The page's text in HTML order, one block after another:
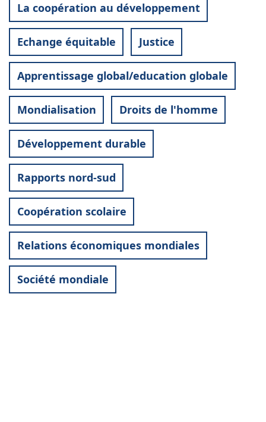
La coopération au développement
Echange équitable Justice
Apprentissage global/education globale
Mondialisation Droits de l'homme
Développement durable
Rapports nord-sud
Coopération scolaire
Relations économiques mondiales
Société mondiale